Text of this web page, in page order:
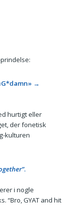
→
hurtigt eller
der fonetisk
kulturen
.
i nogle
“Bro, GYAT and hit